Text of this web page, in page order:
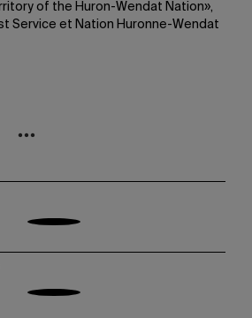
of the Huron-Wendat Nation»,
Service et Nation Huronne-Wendat